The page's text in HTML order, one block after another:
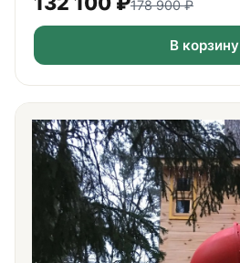
178 900₽
В корзину